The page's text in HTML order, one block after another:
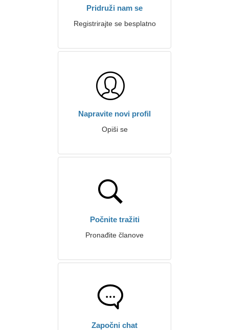
Pridruži nam se
Registrirajte se besplatno
Napravite novi profil
Opiši se
Počnite tražiti
Pronađite članove
Započni chat